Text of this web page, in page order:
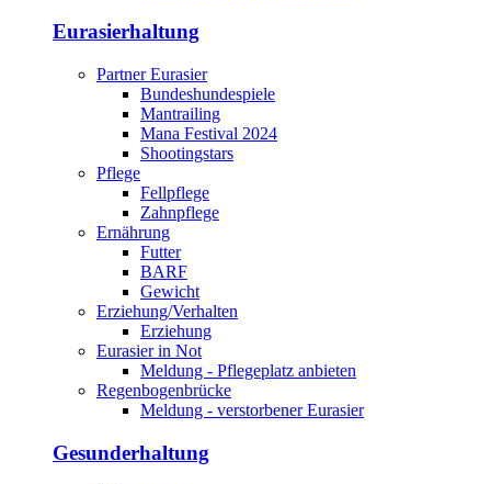
Eurasierhaltung
Partner Eurasier
Bundeshundespiele
Mantrailing
Mana Festival 2024
Shootingstars
Pflege
Fellpflege
Zahnpflege
Ernährung
Futter
BARF
Gewicht
Erziehung/Verhalten
Erziehung
Eurasier in Not
Meldung - Pflegeplatz anbieten
Regenbogenbrücke
Meldung - verstorbener Eurasier
Gesunderhaltung